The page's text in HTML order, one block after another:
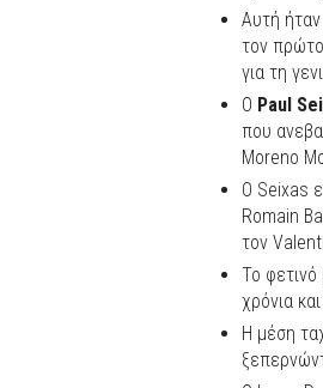
Αυτή
τον
για τη
Ο Paul
που
Moreno
Ο Seixas
Romain
τον
Το
χρόνια
Η μέση